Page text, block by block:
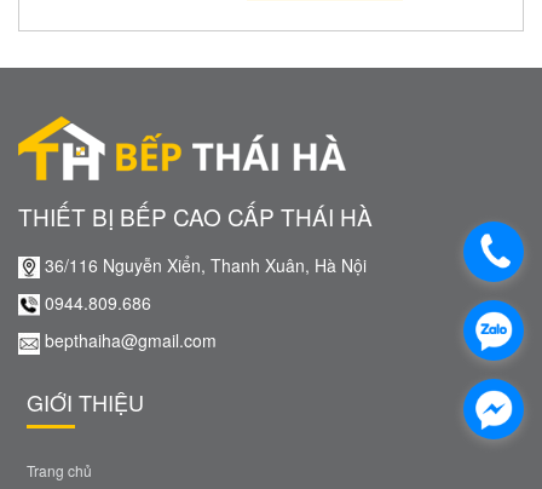
THIẾT BỊ BẾP CAO CẤP THÁI HÀ
36/116 Nguyễn Xiển, Thanh Xuân, Hà Nội
0944.809.686
bepthaiha@gmail.com
GIỚI THIỆU
Trang chủ